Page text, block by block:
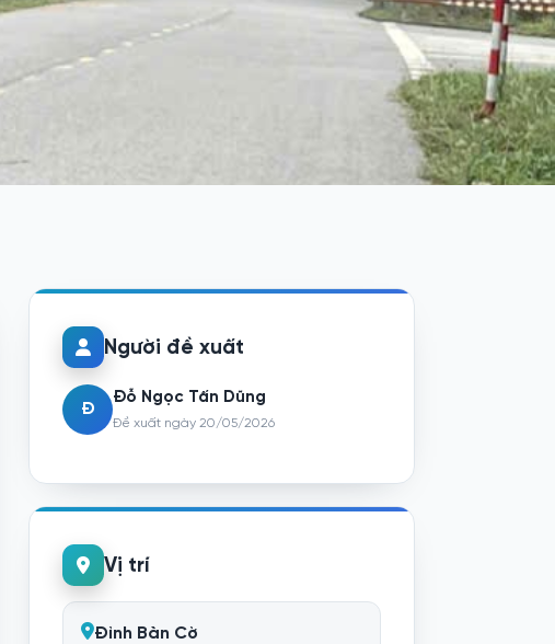
Người đề xuất
Đ
Đỗ Ngọc Tấn Dũng
Đề xuất ngày 20/05/2026
Vị trí
Đỉnh Bàn Cờ